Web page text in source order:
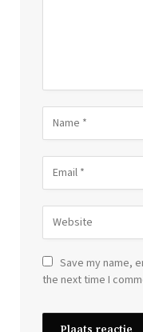
Save my name,
the next time I